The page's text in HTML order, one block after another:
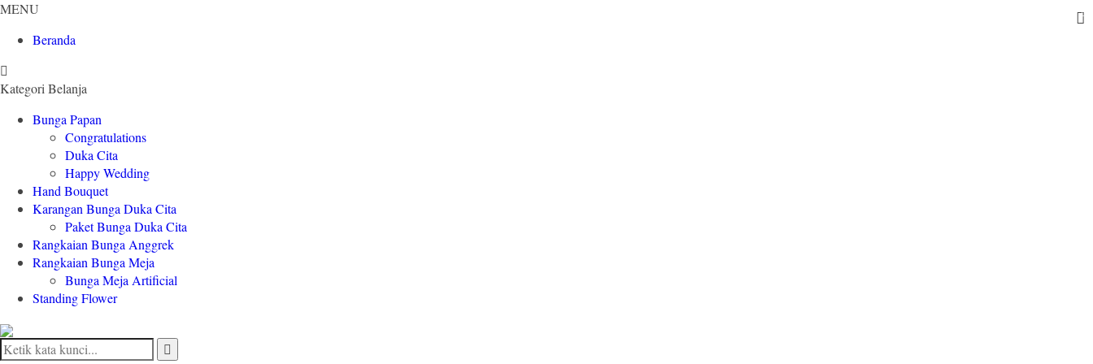
MENU
Beranda
Kategori Belanja
Bunga Papan
Congratulations
Duka Cita
Happy Wedding
Hand Bouquet
Karangan Bunga Duka Cita
Paket Bunga Duka Cita
Rangkaian Bunga Anggrek
Rangkaian Bunga Meja
Bunga Meja Artificial
Standing Flower